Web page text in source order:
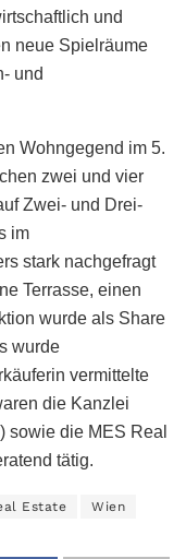
und
neue Spielräume
und
Wohngegend im 5.
zwei und vier
Zwei- und Drei-
im
stark nachgefragt
Terrasse, einen
wurde als Share
wurde
vermittelte
die Kanzlei
sowie die MES Real
tätig.
Estate Wien